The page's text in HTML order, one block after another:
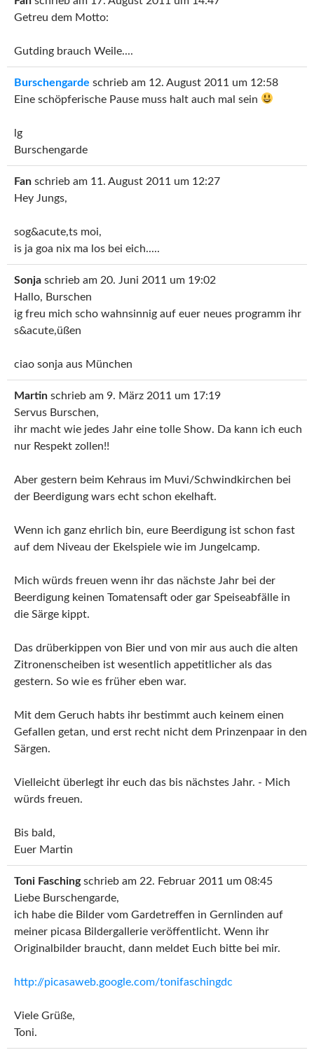
Getreu dem Motto:
Gutding brauch Weile....
Burschengarde schrieb am 12. August 2011 um 12:58
Eine schöpferische Pause muss halt auch mal sein
lg
Burschengarde
Fan schrieb am 11. August 2011 um 12:27
Hey Jungs,
sog&acute,ts moi,
is ja goa nix ma los bei eich.....
Sonja schrieb am 20. Juni 2011 um 19:02
Hallo, Burschen
ig freu mich scho wahnsinnig auf euer neues programm ihr
s&acute,üßen
ciao sonja aus München
Martin schrieb am 9. März 2011 um 17:19
Servus Burschen,
ihr macht wie jedes Jahr eine tolle Show. Da kann ich euch
nur Respekt zollen!!
Aber gestern beim Kehraus im Muvi/Schwindkirchen bei
der Beerdigung wars echt schon ekelhaft.
Wenn ich ganz ehrlich bin, eure Beerdigung ist schon fast
auf dem Niveau der Ekelspiele wie im Jungelcamp.
Mich würds freuen wenn ihr das nächste Jahr bei der
Beerdigung keinen Tomatensaft oder gar Speiseabfälle in
die Särge kippt.
Das drüberkippen von Bier und von mir aus auch die alten
Zitronenscheiben ist wesentlich appetitlicher als das
gestern. So wie es früher eben war.
Mit dem Geruch habts ihr bestimmt auch keinem einen
Gefallen getan, und erst recht nicht dem Prinzenpaar in den
Särgen.
Vielleicht überlegt ihr euch das bis nächstes Jahr. - Mich
würds freuen.
Bis bald,
Euer Martin
Toni Faschingschrieb am 22. Februar 2011 um 08:45
Liebe Burschengarde,
ich habe die Bilder vom Gardetreffen in Gernlinden auf
meiner picasa Bildergallerie veröffentlicht. Wenn ihr
Originalbilder braucht, dann meldet Euch bitte bei mir.
http://picasaweb.google.com/tonifaschingdc
Viele Grüße,
Toni.